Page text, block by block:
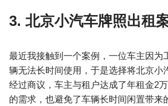
3. 北京小汽车牌照出租
最近我接触到一个案例，一位车主因为
辆无法长时间使用，于是选择将北京小
经过商议，车主与租户达成了年租金2
的需求，也避免了车辆长时间闲置带来